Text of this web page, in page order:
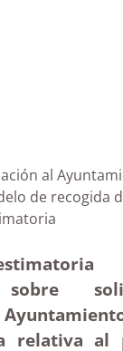
al
de recogida
sobre
relativa al